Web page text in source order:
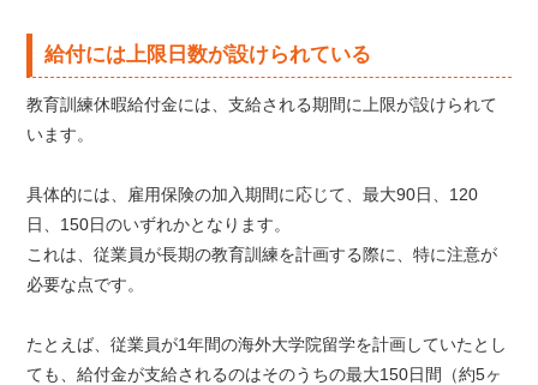
給付には上限日数が設けられている
教育訓練休暇給付金には、支給される期間に上限が設けられて
います。
具体的には、雇用保険の加入期間に応じて、最大90日、120
日、150日のいずれかとなります。
これは、従業員が長期の教育訓練を計画する際に、特に注意が
必要な点です。
たとえば、従業員が1年間の海外大学院留学を計画していたとし
ても、給付金が支給されるのはそのうちの最大150日間（約5ヶ